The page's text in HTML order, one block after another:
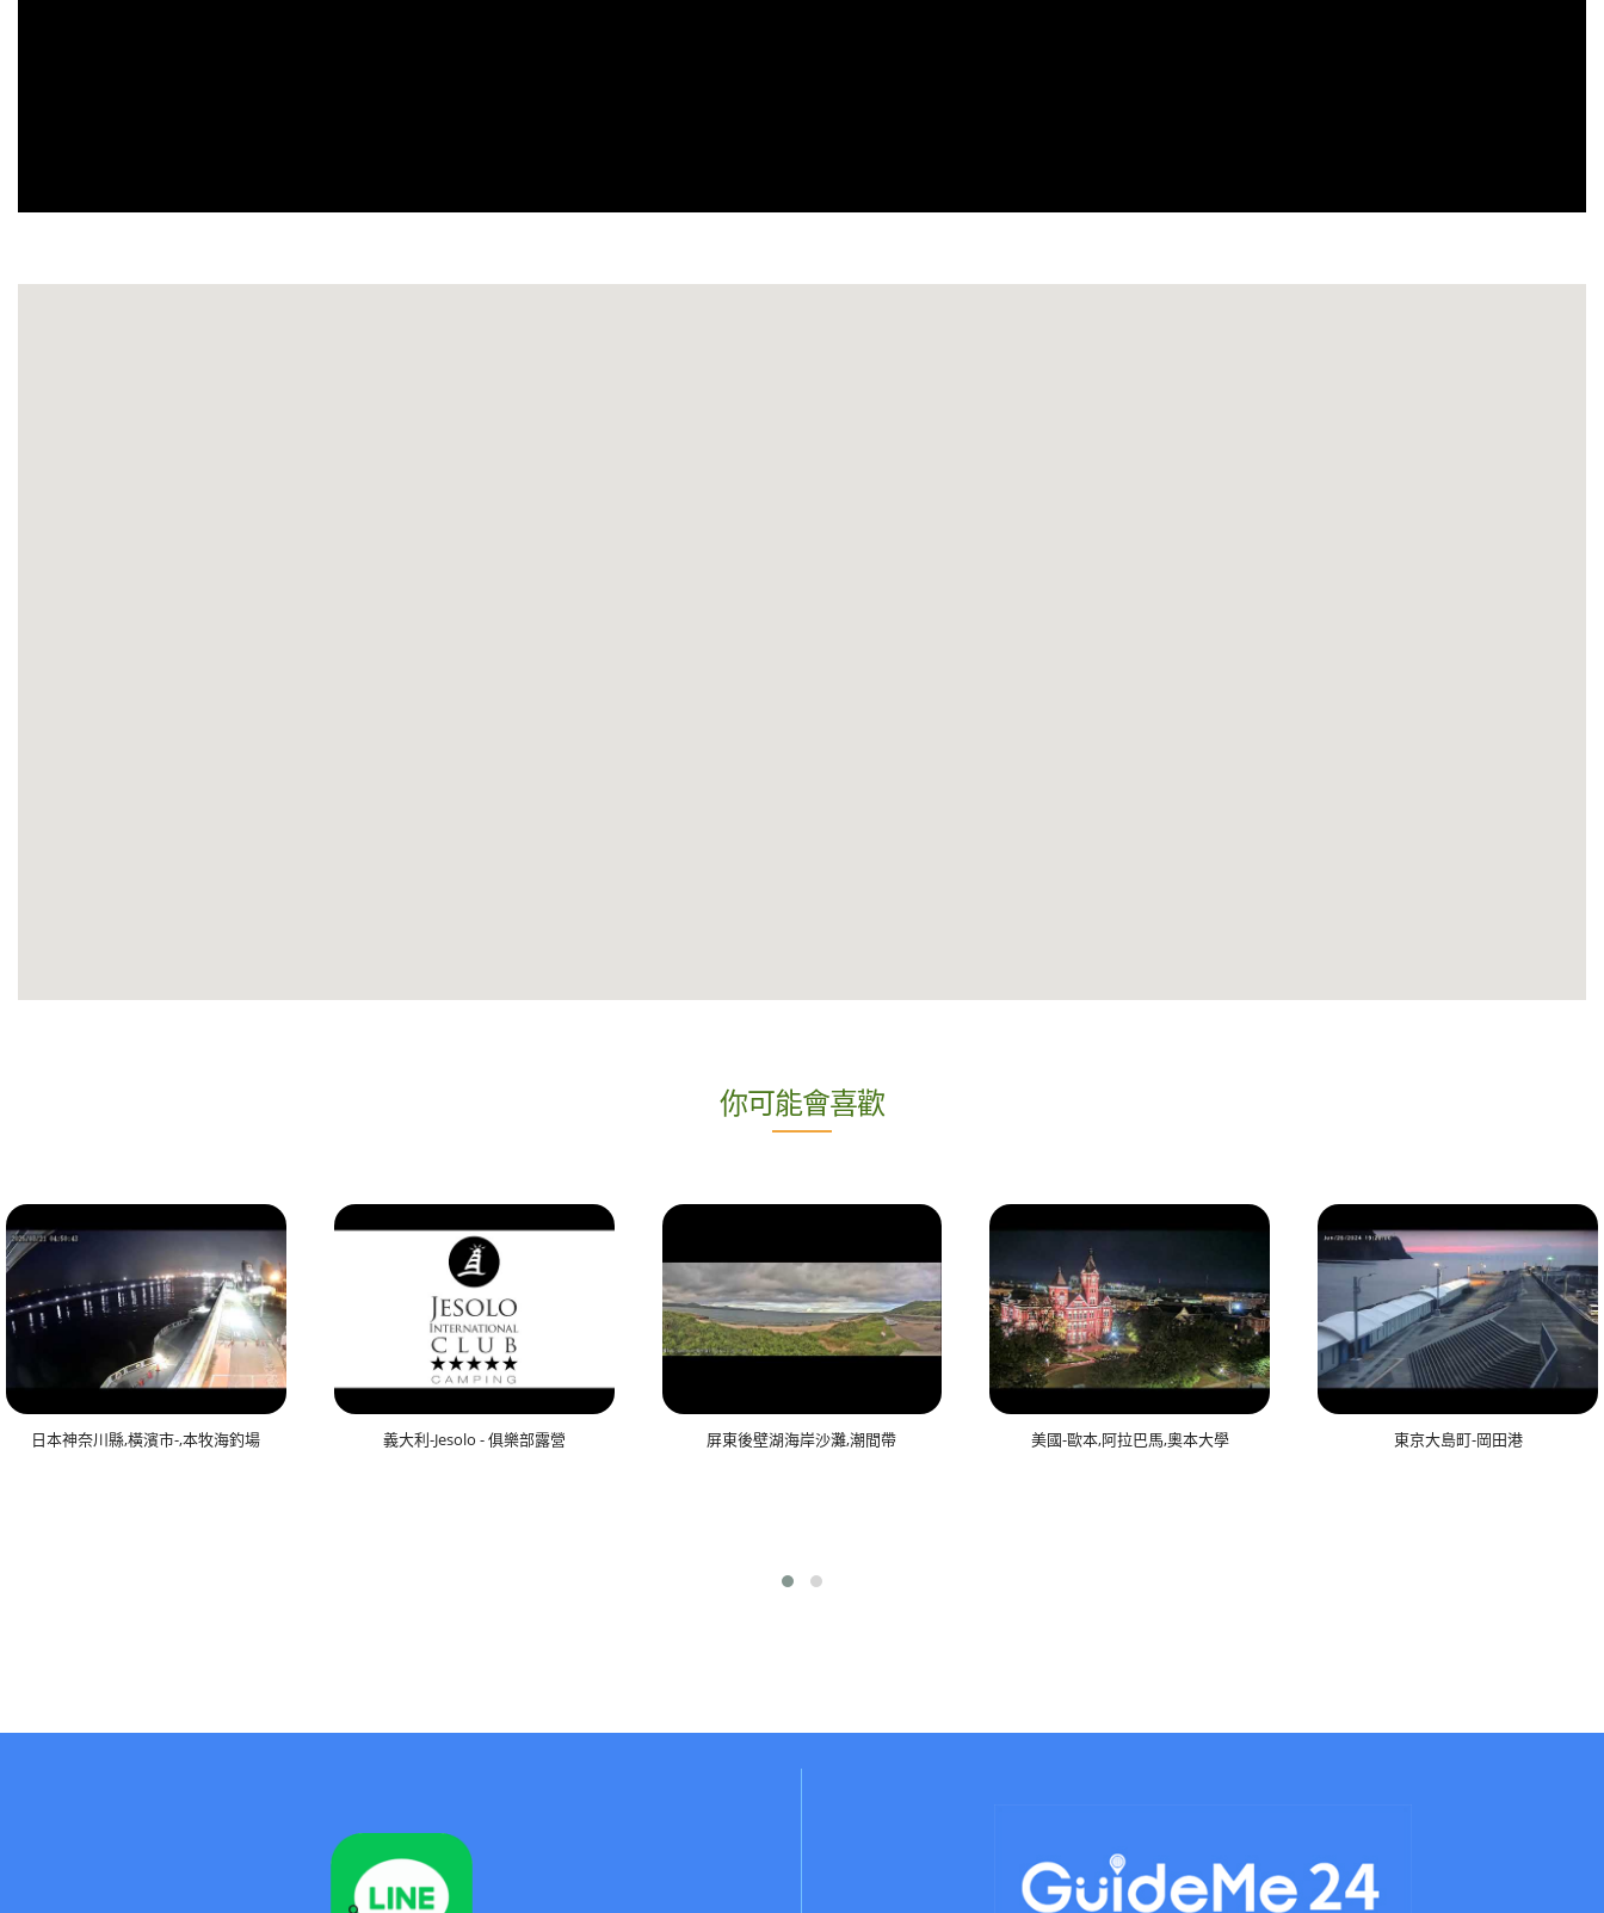
你可能會喜歡
日本神奈川縣,橫濱市-,本牧海釣場 義大利-Jesolo - 俱樂部露營 屏東後壁湖海岸沙灘,潮間帶 美國-歐本,阿拉巴馬,奧本大學 東京大島町-岡田港